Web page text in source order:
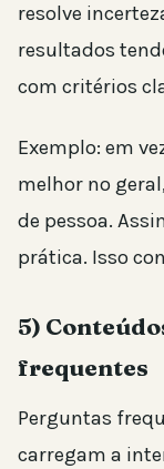
resolve
resultados
com critérios
Exemplo: em
melhor no
de pessoa.
prática. Isso
5)
frequentes
Perguntas
carregam a